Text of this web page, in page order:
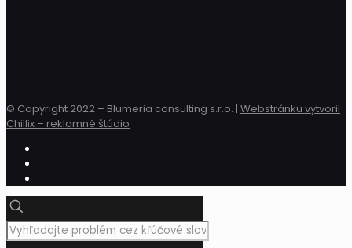
© Copyright 2022 – Blumeria consulting s.r.o. | Webstránku vytvoril
Chillix – reklamné štúdio